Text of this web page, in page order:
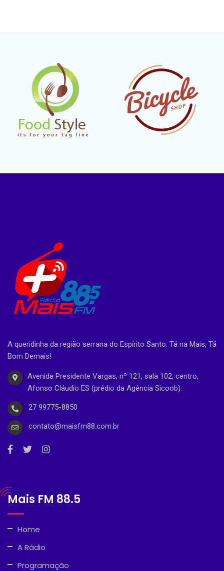
A queridinha da região serrana do Espírito Santo. Tá na Mais, Tá
Bom Demais!
Avenida Presidente Vargas, nº 121, sala 102, centro,
Afonso Cláudio ES (prédio da Agência Sicoob).
27 99775-8850
contato@maisfm88.com.br
Mais FM 88.5
Home
A Rádio
Programação